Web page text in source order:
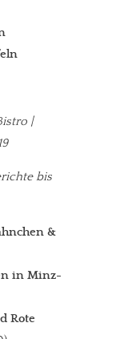
|
bis
&
in Minz-
Rote